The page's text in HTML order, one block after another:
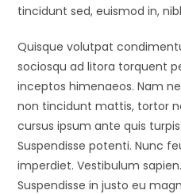
tincidunt sed, euismod in,
Quisque volutpat
sociosqu ad litora torquent
inceptos himenaeos. Nam
non tincidunt mattis, tortor
cursus ipsum ante quis
Suspendisse potenti. Nunc
imperdiet. Vestibulum
Suspendisse in justo eu